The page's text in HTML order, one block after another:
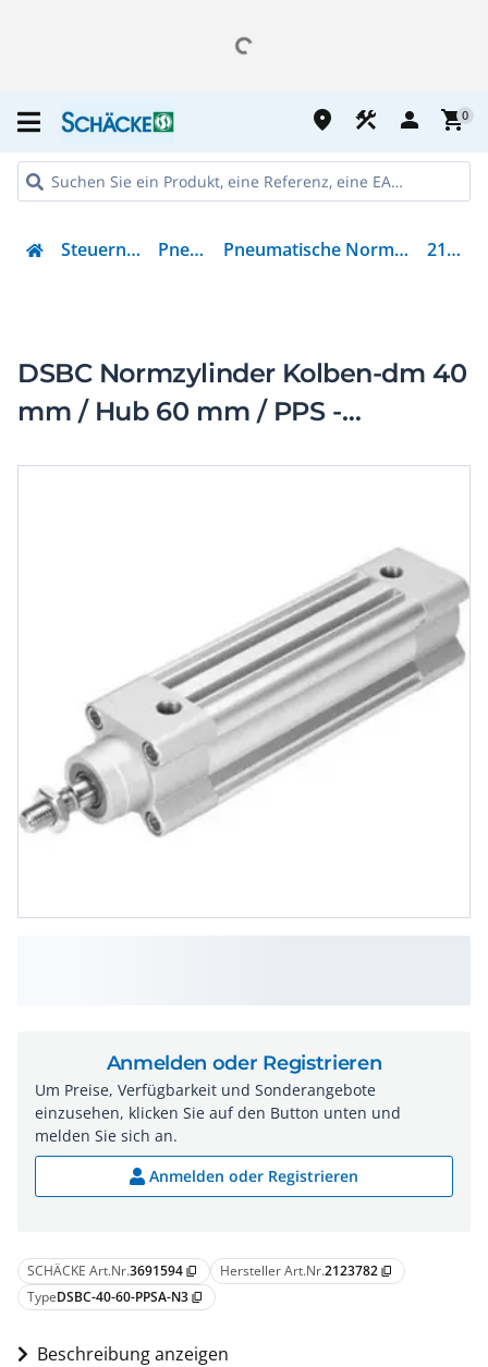
place construction person shopping_cart0
Steuern & Regeln Pneumatik Pneumatische Normbasierter Zylinder 2123782
DSBC Normzylinder Kolben-dm 40
mm / Hub 60 mm / PPS -
SCHÄCKE Art.Nr.3691594 content_copy Hersteller Art.Nr.2123782 content_copy
TypeDSBC-40-60-PPSA-N3 content_copy
Beschreibung anzeigen
Anmelden oder Registrieren
Um Preise, Verfügbarkeit und Sonderangebote
einzusehen, klicken Sie auf den Button unten und
melden Sie sich an.
Anmelden oder Registrieren